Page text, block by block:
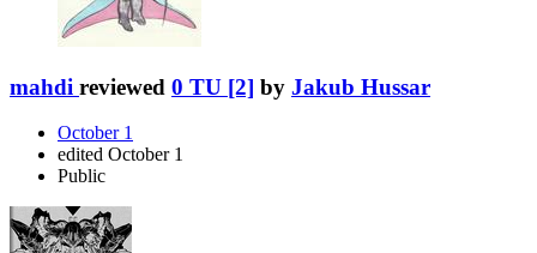
mahdi reviewed 0 TU [2] by Jakub Hussar
October 1
edited October 1
Public